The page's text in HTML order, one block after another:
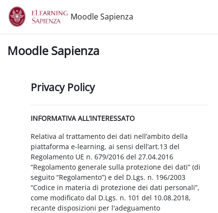
Vai al contenuto principale
Moodle Sapienza
Moodle Sapienza
Privacy Policy
INFORMATIVA ALL’INTERESSATO
Relativa al trattamento dei dati nell’ambito della
piattaforma e-learning, ai sensi dell’art.13 del
Regolamento UE n. 679/2016 del 27.04.2016
“Regolamento generale sulla protezione dei dati” (di
seguito “Regolamento”) e del D.Lgs. n. 196/2003
“Codice in materia di protezione dei dati personali”,
come modificato dal D.Lgs. n. 101 del 10.08.2018,
recante disposizioni per l'adeguamento